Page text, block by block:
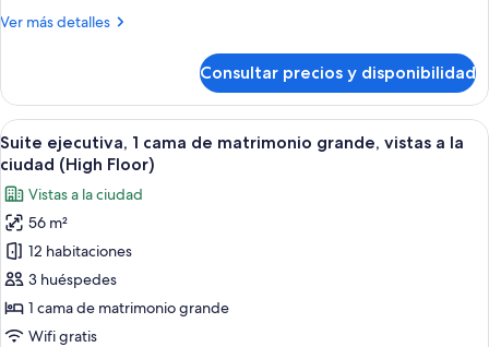
individuales,
la
ciudad
Ver más detalles
Más
Deluxe,
camas
individuales,
a
la
ciudad
Consultar precios y disponibilidad
Abrir
todas
las
fotos
de
Suite
ejecutiva,
1
cama
Una sala de estar moderna con un
12
Suite ejecutiva, 1 cama de matrimonio grande, vistas a la
ciudad (High Floor)
Vistas a la ciudad
56 m²
12 habitaciones
3 huéspedes
1 cama de matrimonio grande
Wifi gratis